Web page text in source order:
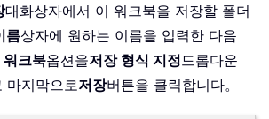
대화상자에서 이 워크북을 저장할 폴더
름상자에 원하는 이름을 입력한 다음
크북옵션을저장 형식 지정드롭다운
마지막으로저장버튼을 클릭합니다。